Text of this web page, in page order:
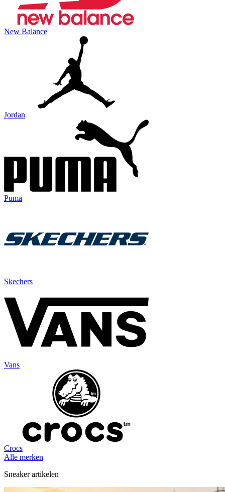
New Balance
Jordan
Puma
Skechers
Vans
Crocs
Alle merken
Sneaker artikelen